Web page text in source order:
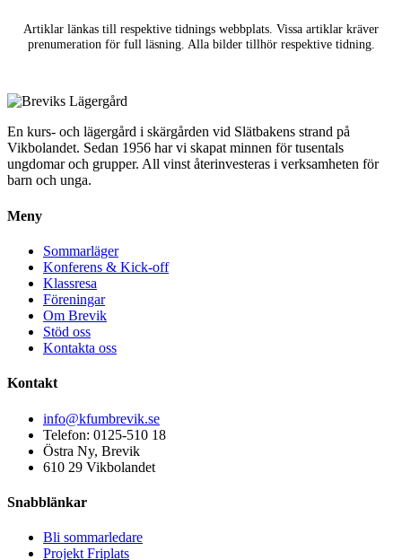
Artiklar länkas till respektive tidnings webbplats. Vissa artiklar kräver
prenumeration för full läsning. Alla bilder tillhör respektive tidning.
En kurs- och lägergård i skärgården vid Slätbakens strand på
Vikbolandet. Sedan 1956 har vi skapat minnen för tusentals
ungdomar och grupper. All vinst återinvesteras i verksamheten för
barn och unga.
Meny
Sommarläger
Konferens & Kick-off
Klassresa
Föreningar
Om Brevik
Stöd oss
Kontakta oss
Kontakt
info@kfumbrevik.se
Telefon: 0125-510 18
Östra Ny, Brevik
610 29 Vikbolandet
Snabblänkar
Bli sommarledare
Projekt Friplats